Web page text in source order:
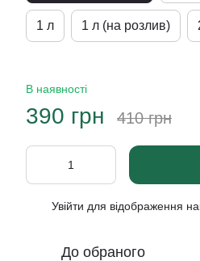
1 л 1 л (на розлив)
В наявності
390 грн 410 грн
Увійти для відображення
До обраного